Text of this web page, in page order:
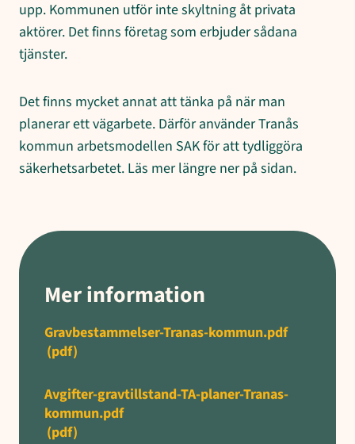
upp. Kommunen utför inte skyltning åt privata
aktörer. Det finns företag som erbjuder sådana
tjänster.
Det finns mycket annat att tänka på när man
planerar ett vägarbete. Därför använder Tranås
kommun arbetsmodellen SAK för att tydliggöra
säkerhetsarbetet. Läs mer längre ner på sidan.
Mer information
Gravbestammelser-Tranas-kommun.pdf
(pdf)
Avgifter-gravtillstand-TA-planer-Tranas-
kommun.pdf
(pdf)